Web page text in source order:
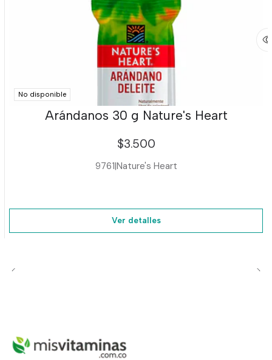
No disponible
Arándanos 30 g Nature's Heart
$3.500
9761|Nature's Heart
Ver detalles